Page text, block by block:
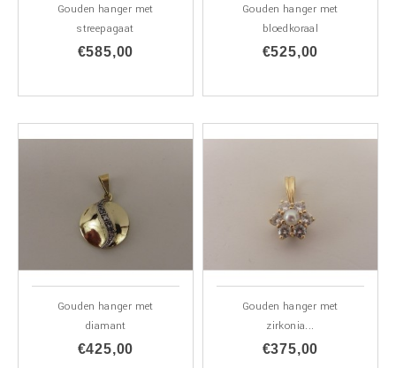
Gouden hanger met
streepagaat
€585,00
Gouden hanger met
bloedkoraal
€525,00
Gouden hanger met
diamant
€425,00
Gouden hanger met
zirkonia...
€375,00